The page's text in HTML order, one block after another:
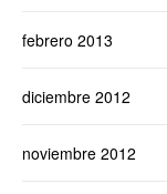
febrero 2013
diciembre 2012
noviembre 2012